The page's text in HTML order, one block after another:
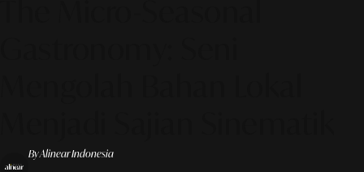
By Alinear Indonesia